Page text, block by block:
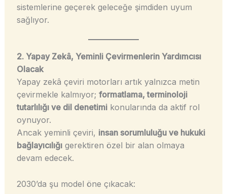
sistemlerine geçerek geleceğe şimdiden uyum
sağlıyor.
2. Yapay Zekâ, Yeminli Çevirmenlerin Yardımcısı
Olacak
Yapay zekâ çeviri motorları artık yalnızca metin
çevirmekle kalmıyor; formatlama, terminoloji
tutarlılığı ve dil denetimikonularında da aktif rol
oynuyor.
Ancak yeminli çeviri, insan sorumluluğu ve hukuki
bağlayıcılığıgerektiren özel bir alan olmaya
devam edecek.
2030’da şu model öne çıkacak: